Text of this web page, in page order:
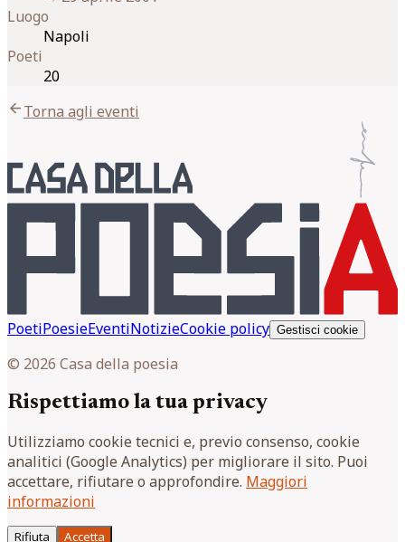
Luogo
Napoli
Poeti
20
arrow_backTorna agli eventi
PoetiPoesieEventiNotizieCookie policy Gestisci cookie
© 2026 Casa della poesia
Rispettiamo la tua privacy
Utilizziamo cookie tecnici e, previo consenso, cookie
analitici (Google Analytics) per migliorare il sito. Puoi
accettare, rifiutare o approfondire. Maggiori
informazioni
Rifiuta Accetta